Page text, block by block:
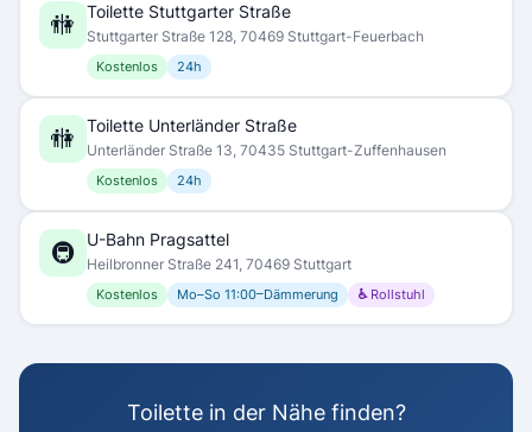
🚻 Toilette Stuttgarter Straße
Stuttgarter Straße 128, 70469 Stuttgart-Feuerbach
Kostenlos 24h
🚻 Toilette Unterländer Straße
Unterländer Straße 13, 70435 Stuttgart-Zuffenhausen
Kostenlos 24h
🚇 U-Bahn Pragsattel
Heilbronner Straße 241, 70469 Stuttgart
Kostenlos Mo–So 11:00–Dämmerung ♿ Rollstuhl
Toilette in der Nähe finden?